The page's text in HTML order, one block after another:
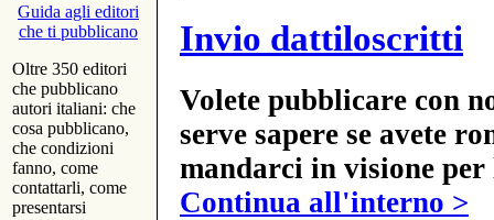
Guida agli editori
che ti pubblicano
Oltre 350 editori
che pubblicano
autori italiani: che
cosa pubblicano,
che condizioni
fanno, come
contattarli, come
presentarsi
Invio dattiloscritti
Volete pubblicare con
serve sapere se avete
mandarci in visione
Continua all'interno >